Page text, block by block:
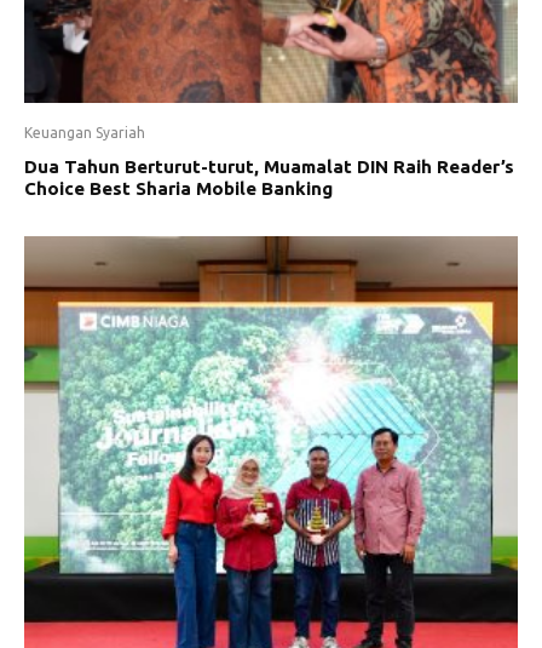
Keuangan Syariah
Dua Tahun Berturut-turut, Muamalat DIN Raih Reader’s
Choice Best Sharia Mobile Banking